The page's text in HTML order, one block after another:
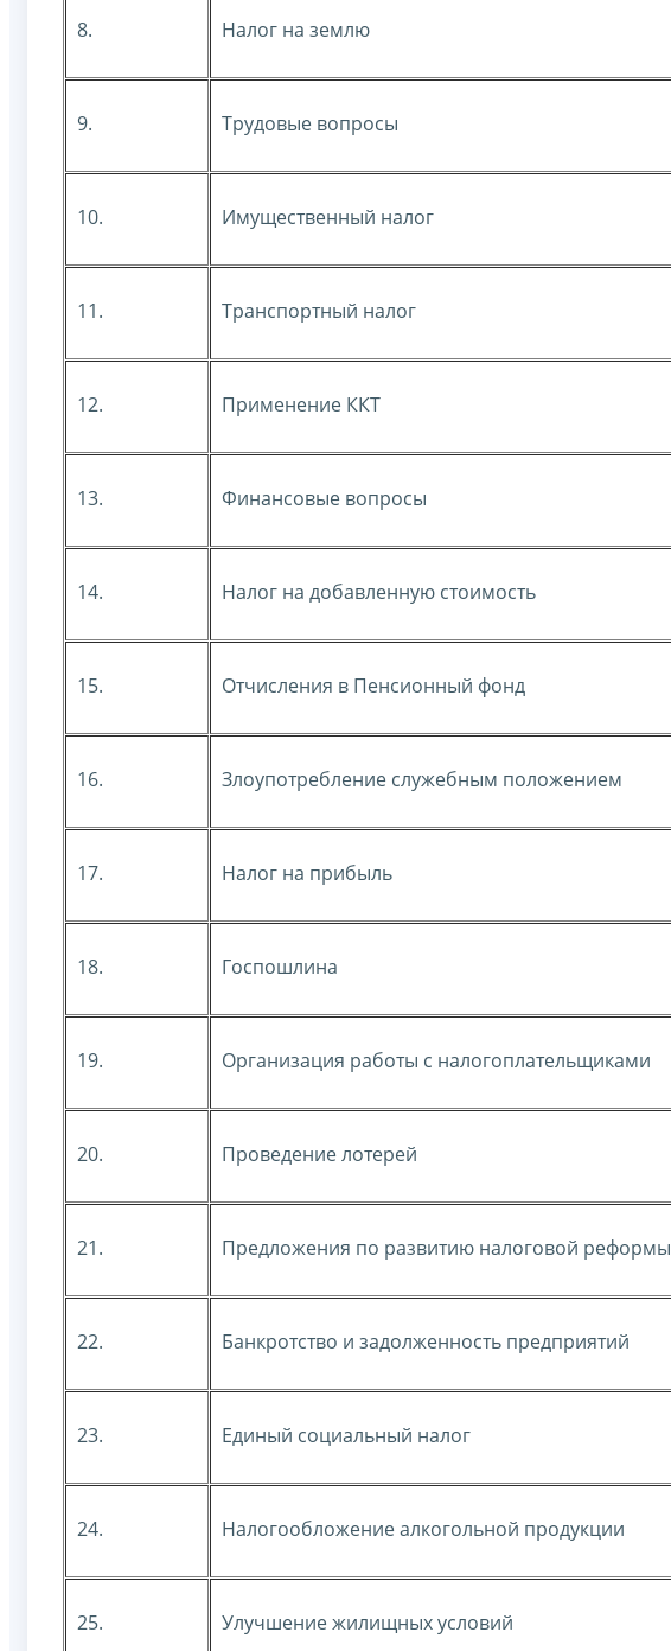
8. Налог на землю
9. Трудовые вопросы
10. Имущественный налог
11. Транспортный налог
12. Применение ККТ
13. Финансовые вопросы
14. Налог на добавленную стоимость
15. Отчисления в Пенсионный фонд
16. Злоупотребление служебным положением
17. Налог на прибыль
18. Госпошлина
19. Организация работы с налогоплательщиками
20. Проведение лотерей
21. Предложения по развитию налоговой реформы
22. Банкротство и задолженность предприятий
23. Единый социальный налог
24. Налогообложение алкогольной продукции
25. Улучшение жилищных условий